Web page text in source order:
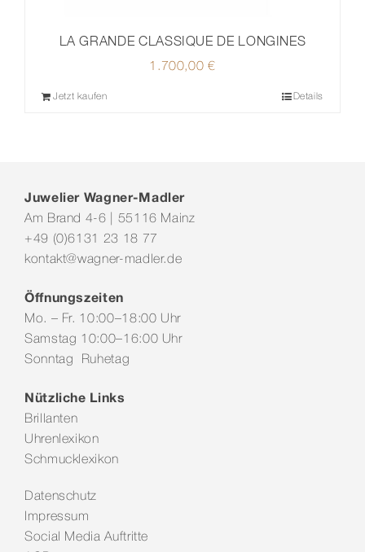
LA GRANDE CLASSIQUE DE LONGINES
1.700,00€
Jetzt kaufen Details
Juwelier Wagner-Madler
Am Brand 4-6 | 55116 Mainz
+49 (0)6131 23 18 77
kontakt@wagner-madler.de
Öffnungszeiten
Mo. – Fr. 10:00–18:00 Uhr
Samstag 10:00–16:00 Uhr
Sonntag Ruhetag
Nützliche Links
Brillanten
Uhrenlexikon
Schmucklexikon
Datenschutz
Impressum
Social Media Auftritte